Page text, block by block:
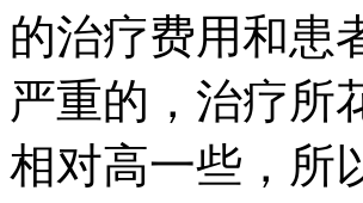
的治疗费用和患
严重的，治疗所
相对高一些，所